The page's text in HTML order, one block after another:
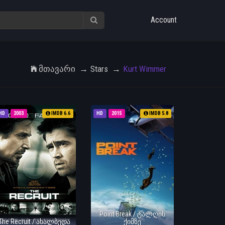
Account
Მთავარი Stars Kurt Wimmer
2003 IMDB 6.6
Recruit / ახალბედა
HD 2015 IMDB 5.8
Point Break / ტალღის
ქიმზე